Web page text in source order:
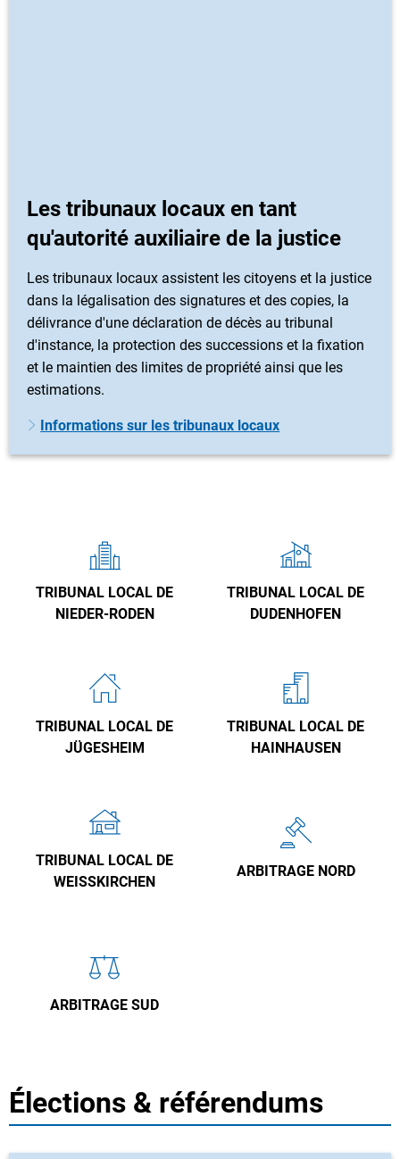
Les tribunaux locaux en tant
qu'autorité auxiliaire de la justice
Les tribunaux locaux assistent les citoyens et la justice
dans la légalisation des signatures et des copies, la
délivrance d'une déclaration de décès au tribunal
d'instance, la protection des successions et la fixation
et le maintien des limites de propriété ainsi que les
estimations.
Informations sur les tribunaux locaux
TRIBUNAL LOCAL DE
NIEDER-RODEN
TRIBUNAL LOCAL DE
DUDENHOFEN
TRIBUNAL LOCAL DE
JÜGESHEIM
TRIBUNAL LOCAL DE
HAINHAUSEN
TRIBUNAL LOCAL DE
WEISSKIRCHEN
ARBITRAGE NORD
ARBITRAGE SUD
Élections & référendums